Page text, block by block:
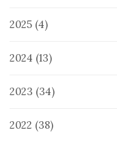
2025 (4)
2024 (13)
2023 (34)
2022 (38)